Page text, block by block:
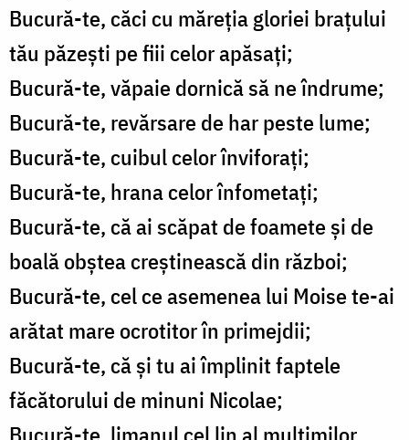
Bucură-te, căci cu măreția gloriei brațului
tău păzești pe fiii celor apăsați;
Bucură-te, văpaie dornică să ne îndrume;
Bucură-te, revărsare de har peste lume;
Bucură-te, cuibul celor înviforați;
Bucură-te, hrana celor înfometați;
Bucură-te, că ai scăpat de foamete și de
boală obștea creștinească din război;
Bucură-te, cel ce asemenea lui Moise te-ai
arătat mare ocrotitor în primejdii;
Bucură-te, că și tu ai împlinit faptele
făcătorului de minuni Nicolae;